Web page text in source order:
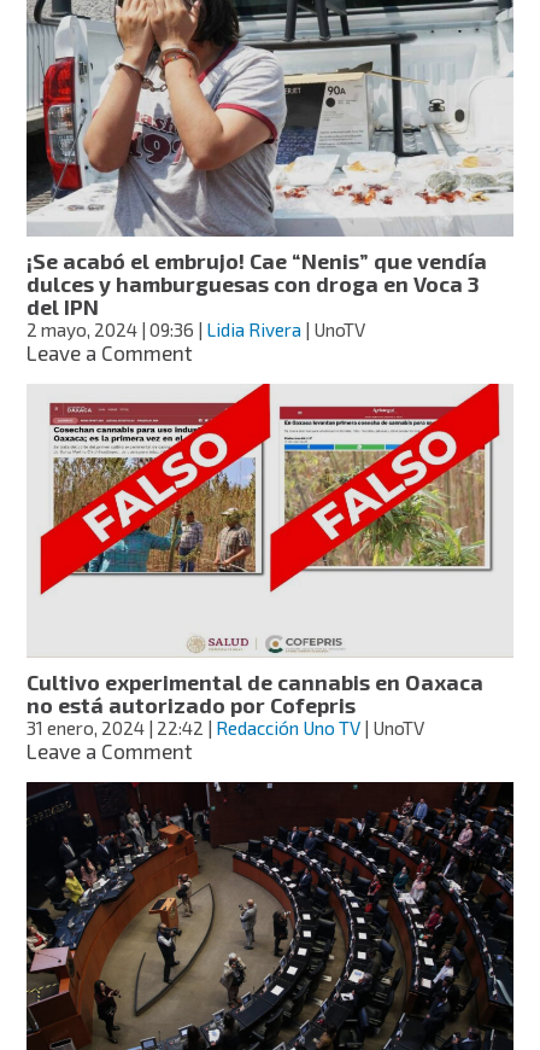
2024:
Cultura
profética
y
productos
alternativos
¡Se acabó el embrujo! Cae “Nenis” que vendía
dulces y hamburguesas con droga en Voca 3
del IPN
2 mayo, 2024 | 09:36 | Lidia Rivera | UnoTV
Leave a Commenton
acabó
el
embrujo!
Cae
“Nenis”
que
vendía
dulces
con
droga
en
Voca
3
IPN
Cultivo experimental de cannabis en Oaxaca
no está autorizado por Cofepris
31 enero, 2024 | 22:42 | Redacción Uno TV | UnoTV
Leave a Commenton
experimental
de
cannabis
en
Oaxaca
no
está
autorizado
por
Cofepris